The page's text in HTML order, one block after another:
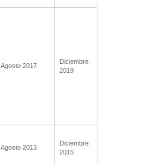
Agosto 2017
Diciembre
2019
Agosto 2013
Diciembre
2015